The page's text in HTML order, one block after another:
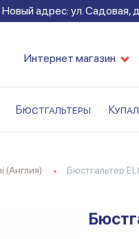
Новый адрес: ул.
Интернет магазин
Бюстгальтеры
(Англия) Бюстгальтер